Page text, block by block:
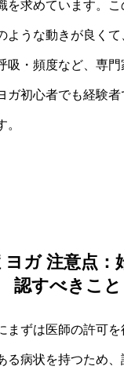
を求めています。
ような動きが良く
吸・頻度など、専
ガ初心者でも経験
ヨガ 注意点：
認すべきこと
まずは医師の許可
る病状を持つため